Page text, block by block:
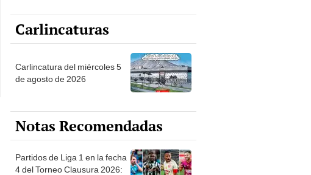
Carlincaturas
Carlincatura del miércoles 5
de agosto de 2026
Notas Recomendadas
Partidos de Liga 1 en la fecha
4 del Torneo Clausura 2026: